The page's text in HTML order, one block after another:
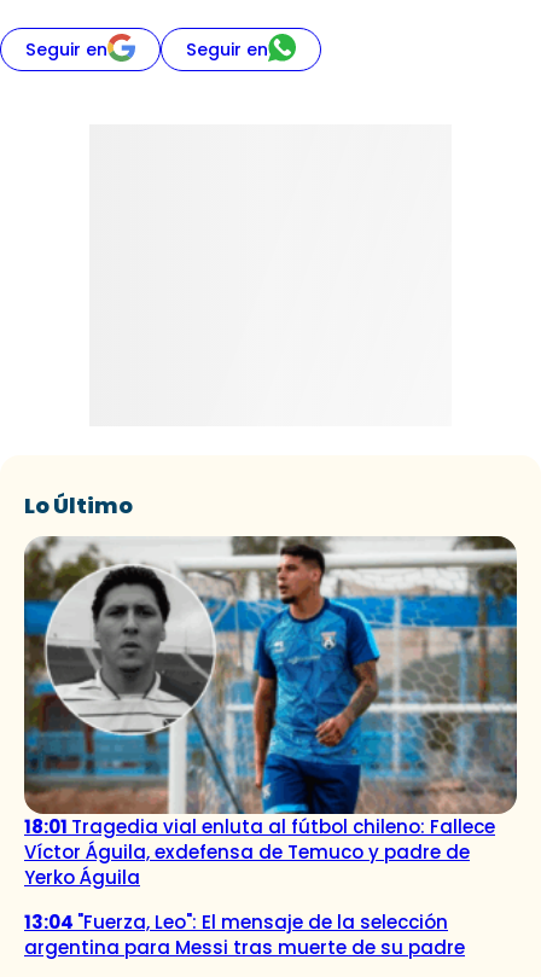
Seguir en Seguir en
Lo Último
18:01 Tragedia vial enluta al fútbol chileno: Fallece
Víctor Águila, exdefensa de Temuco y padre de
Yerko Águila
13:04 "Fuerza, Leo": El mensaje de la selección
argentina para Messi tras muerte de su padre